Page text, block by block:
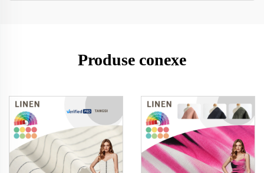
Produse conexe